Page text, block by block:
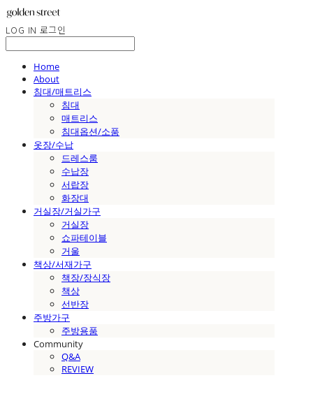
LOG IN 로그인
Home
About
침대/매트리스
침대
매트리스
침대옵션/소품
옷장/수납
드레스룸
수납장
서랍장
화장대
거실장/거실가구
거실장
쇼파테이블
거울
책상/서재가구
책장/장식장
책상
선반장
주방가구
주방용품
Community
Q&A
REVIEW